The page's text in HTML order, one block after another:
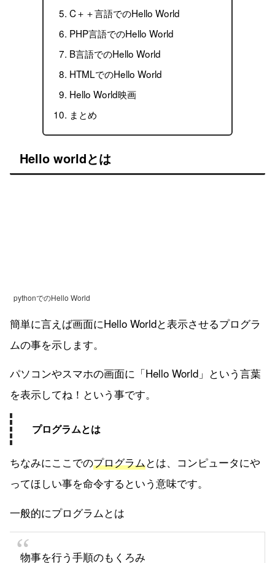
C＋＋言語でのHello World
PHP言語でのHello World
B言語でのHello World
HTMLでのHello World
Hello World映画
まとめ
Hello worldとは
pythonでのHello World
簡単に言えば画面にHello Worldと表示させるプログラ
ムの事を示します。
パソコンやスマホの画面に「Hello World」という言葉
を表示してね！という事です。
プログラムとは
ちなみにここでのプログラムとは、コンピュータにや
ってほしい事を命令するという意味です。
一般的にプログラムとは
物事を行う手順のもくろみ